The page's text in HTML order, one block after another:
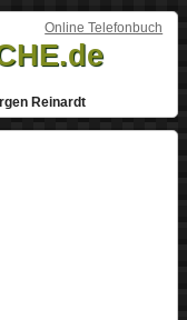
Online Telefonbuch
Reinardt